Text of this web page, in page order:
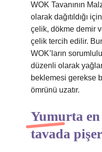
WOK Tavanının
olarak dağıtıldığı
çelik, dökme demir
çelik tercih edilir.
WOK’ların
düzenli olarak
beklemesi gerekse
ömrünü uzatır.
Yumurta
tavada